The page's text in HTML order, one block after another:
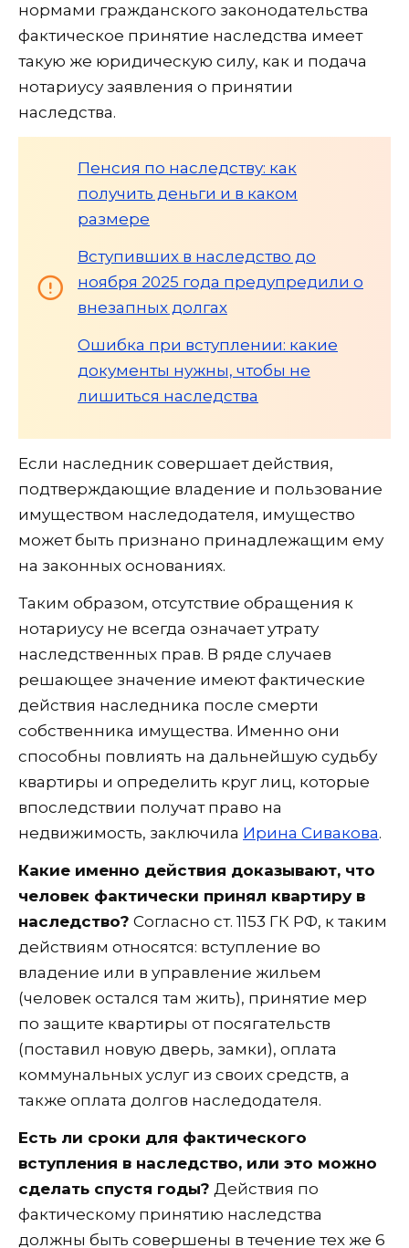
нормами гражданского законодательства
фактическое принятие наследства имеет
такую же юридическую силу, как и подача
нотариусу заявления о принятии
наследства.
Пенсия по наследству: как
получить деньги и в каком
размере
Вступивших в наследство до
ноября 2025 года предупредили о
внезапных долгах
Ошибка при вступлении: какие
документы нужны, чтобы не
лишиться наследства
Если наследник совершает действия,
подтверждающие владение и пользование
имуществом наследодателя, имущество
может быть признано принадлежащим ему
на законных основаниях.
Таким образом, отсутствие обращения к
нотариусу не всегда означает утрату
наследственных прав. В ряде случаев
решающее значение имеют фактические
действия наследника после смерти
собственника имущества. Именно они
способны повлиять на дальнейшую судьбу
квартиры и определить круг лиц, которые
впоследствии получат право на
недвижимость, заключила Ирина Сивакова.
Какие именно действия доказывают, что
человек фактически принял квартиру в
наследство? Согласно ст. 1153 ГК РФ, к таким
действиям относятся: вступление во
владение или в управление жильем
(человек остался там жить), принятие мер
по защите квартиры от посягательств
(поставил новую дверь, замки), оплата
коммунальных услуг из своих средств, а
также оплата долгов наследодателя.
Есть ли сроки для фактического
вступления в наследство, или это можно
сделать спустя годы? Действия по
фактическому принятию наследства
должны быть совершены в течение тех же 6